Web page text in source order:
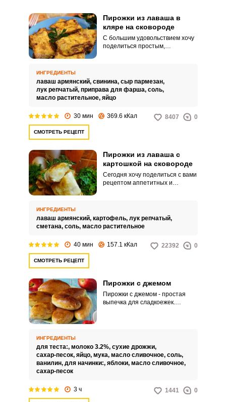
Пирожки из лаваша в
кляре на сковороде
С большим удовольствием хочу
поделиться простым,
прекрасно подойдут для
завтрака, перекуса или
дружеского чаепития.
ИНГРЕДИЕНТЫ
лаваш армянский, свинина, сыр пармезан,
лук репчатый, приправа для фарша, соль,
масло растительное, яйцо
30 мин 369.6 кКал 8407 0
СМОТРЕТЬ РЕЦЕПТ
Пирожки из лаваша с
картошкой на сковороде
Сегодня хочу поделиться с вами
рецептом аппетитных и
обычных пирожков с картошкой
занимает большое количество
времени, а пирожки из лаваша
ИНГРЕДИЕНТЫ
лаваш армянский, картофель, лук репчатый,
сметана, соль, масло растительное
40 мин 157.1 кКал 22392 0
СМОТРЕТЬ РЕЦЕПТ
Пирожки с джемом
Пирожки с джемом - простая
выпечка для сладкоежек.
ИНГРЕДИЕНТЫ
для теста:, молоко 3.2%, сухие дрожжи,
сахар-песок, яйцо, мука, масло сливочное, соль,
ванилин, для начинки:, яблоки, масло сливочное,
сахар-песок
3 ч 1441 0